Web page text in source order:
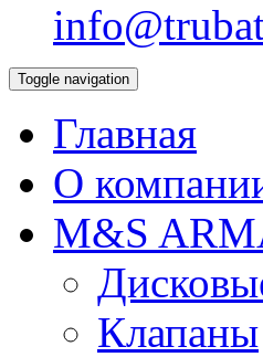
Toggle navigation
Главная
О
М&S
Клапаны